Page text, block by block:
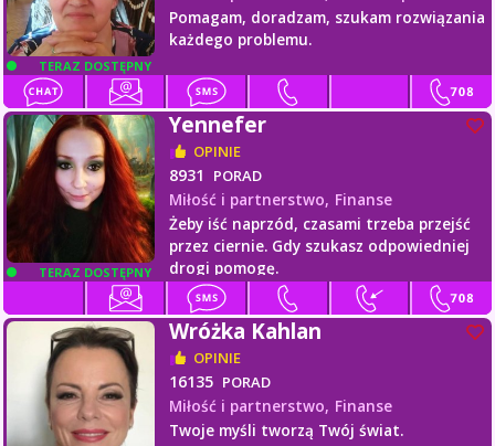
TERAZ DOSTĘPNY
Pomagam, doradzam, szukam rozwiązania
każdego problemu.
TERAZ DOSTĘPNY
Yennefer
OPINIE
8931 PORAD
Miłość i partnerstwo, Finanse
Żeby iść naprzód, czasami trzeba przejść
przez ciernie. Gdy szukasz odpowiedniej
drogi pomogę.
Wróżka Kahlan
OPINIE
16135 PORAD
Miłość i partnerstwo, Finanse
Twoje myśli tworzą Twój świat.